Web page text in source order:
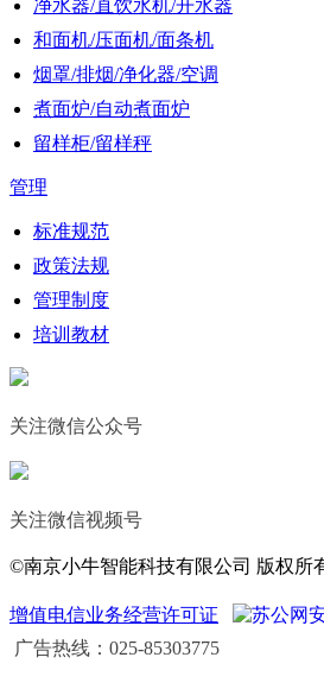
净水器/直饮水机/开水器
和面机/压面机/面条机
烟罩/排烟/净化器/空调
煮面炉/自动煮面炉
留样柜/留样秤
管理
标准规范
政策法规
管理制度
培训教材
关注微信公众号
关注微信视频号
©南京小牛智能科技有限公司 版权所
增值电信业务经营许可证
苏公网
广告热线：025-85303775